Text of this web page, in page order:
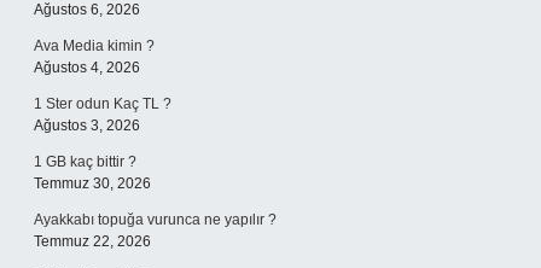
Ağustos 6, 2026
Ava Media kimin ?
Ağustos 4, 2026
1 Ster odun Kaç TL ?
Ağustos 3, 2026
1 GB kaç bittir ?
Temmuz 30, 2026
Ayakkabı topuğa vurunca ne yapılır ?
Temmuz 22, 2026